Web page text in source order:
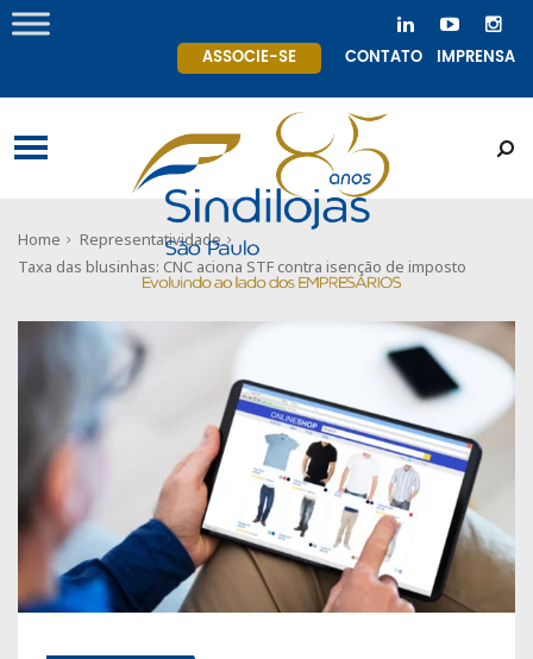
ASSOCIE-SE CONTATO IMPRENSA
Home
Representatividade
Taxa das blusinhas: CNC aciona STF contra isenção de imposto